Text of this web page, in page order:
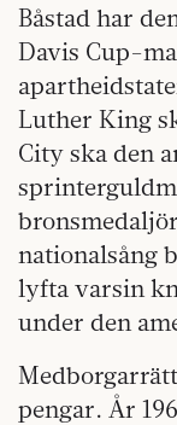
Båstad har
Davis Cup-
Luther King
City ska den
nationalsång
lyfta varsin
under den
pengar. År